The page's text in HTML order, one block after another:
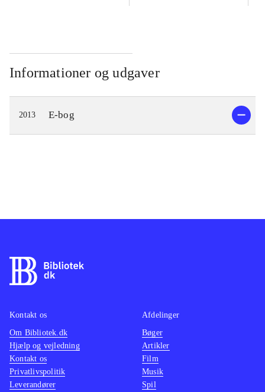
Informationer og udgaver
2013 E-bog
Kontakt os
Om Bibliotek.dk
Hjælp og vejledning
Kontakt os
Privatlivspolitik
Leverandører
Afdelinger
Bøger
Artikler
Film
Musik
Spil